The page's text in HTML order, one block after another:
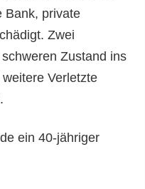
Bank, private
Zwei
Zustand ins
Verletzte
ein 40-jähriger